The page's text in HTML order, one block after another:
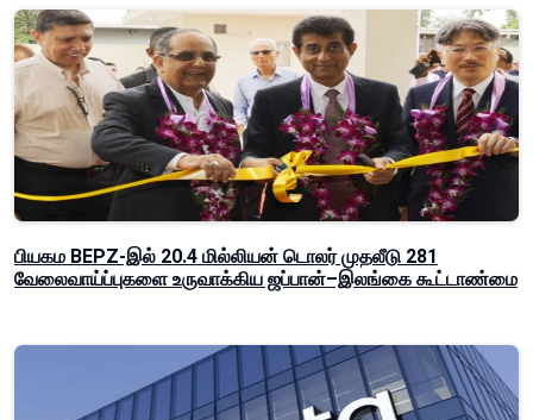
பியகம BEPZ-இல் 20.4 மில்லியன் டொலர் முதலீடு 281
வேலைவாய்ப்புகளை உருவாக்கிய ஜப்பான்–இலங்கை கூட்டாண்மை